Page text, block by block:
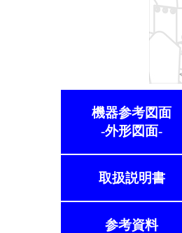
機器参考図面
-外形図面-
取扱説明書
参考資料